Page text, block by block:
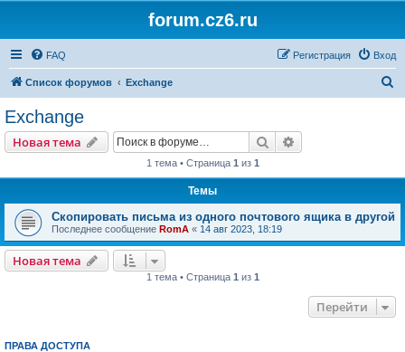
forum.cz6.ru
FAQ Вход
Регистрация
Список форумов Exchange
Exchange
Новая тема Поиск
1 тема • Страница 1 из 1
Темы
Скопировать письма из одного почтового ящика в другой
Последнее сообщение RomA « 14 авг 2023, 18:19
Новая тема
1 тема • Страница 1 из 1
Перейти
ПРАВА ДОСТУПА